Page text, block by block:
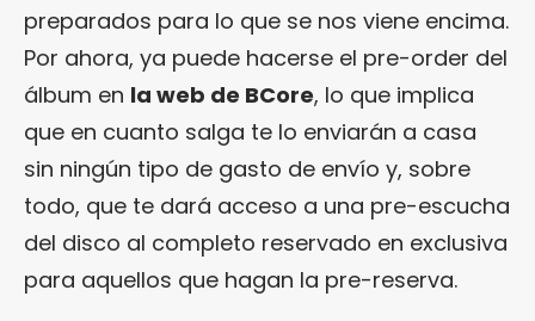
preparados para lo que se nos viene encima.
Por ahora, ya puede hacerse el pre-order del
álbum en la web de BCore, lo que implica
que en cuanto salga te lo enviarán a casa
sin ningún tipo de gasto de envío y, sobre
todo, que te dará acceso a una pre-escucha
del disco al completo reservado en exclusiva
para aquellos que hagan la pre-reserva.